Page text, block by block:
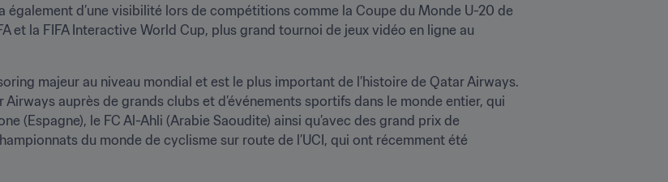
également d’une visibilité lors de compétitions comme la Coupe du Monde U-20 de
et la FIFA Interactive World Cup, plus grand tournoi de jeux vidéo en ligne au
majeur au niveau mondial et est le plus important de l’histoire de Qatar Airways.
auprès de grands clubs et d’événements sportifs dans le monde entier, qui
(Espagne), le FC Al-Ahli (Arabie Saoudite) ainsi qu’avec des grand prix de
du monde de cyclisme sur route de l’UCI, qui ont récemment été